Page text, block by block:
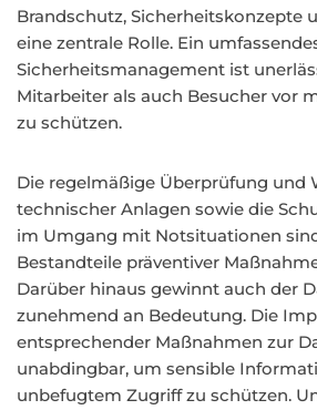
Brandschutz, Sicherheitskonzepte
eine zentrale Rolle. Ein
Sicherheitsmanagement ist
Mitarbeiter als auch Besucher vor
zu schützen.
Die regelmäßige Überprüfung und
technischer Anlagen sowie die
im Umgang mit Notsituationen
Bestandteile präventiver
Darüber hinaus gewinnt auch der
zunehmend an Bedeutung. Die
entsprechender Maßnahmen zur
unabdingbar, um sensible
unbefugtem Zugriff zu schützen.